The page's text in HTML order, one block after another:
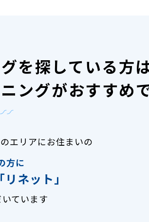
を探している方は
ングがおすすめ
エリアにお住まいの
方に
「リネット」
ています